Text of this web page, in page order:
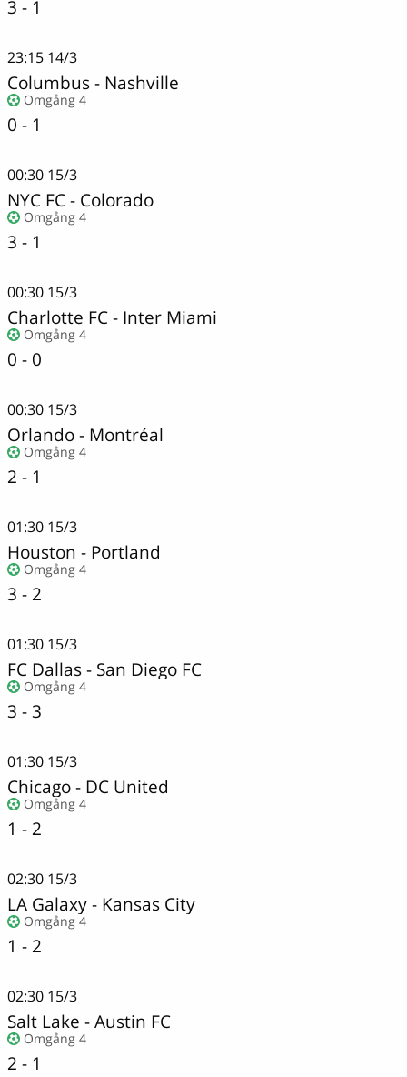
3 - 1
23:15 14/3
Columbus- Nashville
Omgång 4
0 - 1
00:30 15/3
NYC FC- Colorado
Omgång 4
3 - 1
00:30 15/3
Charlotte FC - Inter Miami
Omgång 4
0 - 0
00:30 15/3
Orlando- Montréal
Omgång 4
2 - 1
01:30 15/3
Houston - Portland
Omgång 4
3 - 2
01:30 15/3
FC Dallas - San Diego FC
Omgång 4
3 - 3
01:30 15/3
Chicago- DC United
Omgång 4
1 - 2
02:30 15/3
LA Galaxy- Kansas City
Omgång 4
1 - 2
02:30 15/3
Salt Lake -Austin FC
Omgång 4
2 - 1